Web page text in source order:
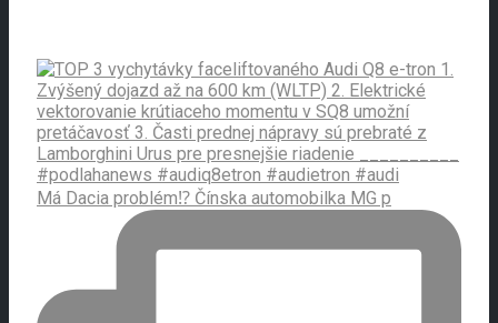
Má Dacia problém⁉️ Čínska automobilka MG p